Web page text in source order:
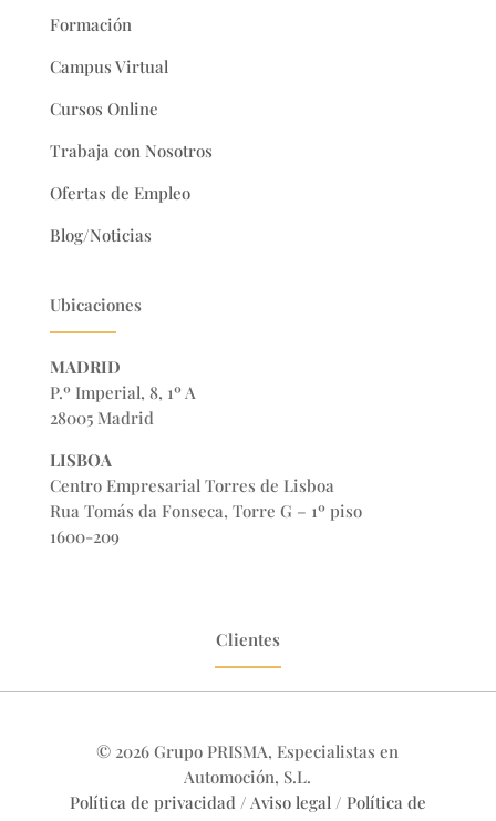
Formación
Campus Virtual
Cursos Online
Trabaja con Nosotros
Ofertas de Empleo
Blog/Noticias
Ubicaciones
MADRID
P.º Imperial, 8, 1º A
28005 Madrid
LISBOA
Centro Empresarial Torres de Lisboa
Rua Tomás da Fonseca, Torre G – 1º piso
1600-209
Clientes
© 2026 Grupo PRISMA, Especialistas en
Automoción, S.L.
Política de privacidad/ Aviso legal/ Política de